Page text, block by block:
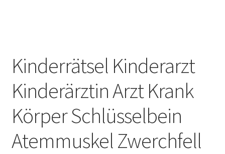
Echtheit von Bewertungen
FAQ
Impressum
Kinderrätsel Kinderarzt
Kinderärztin Arzt Krank
Körper Schlüsselbein
Atemmuskel Zwerchfell